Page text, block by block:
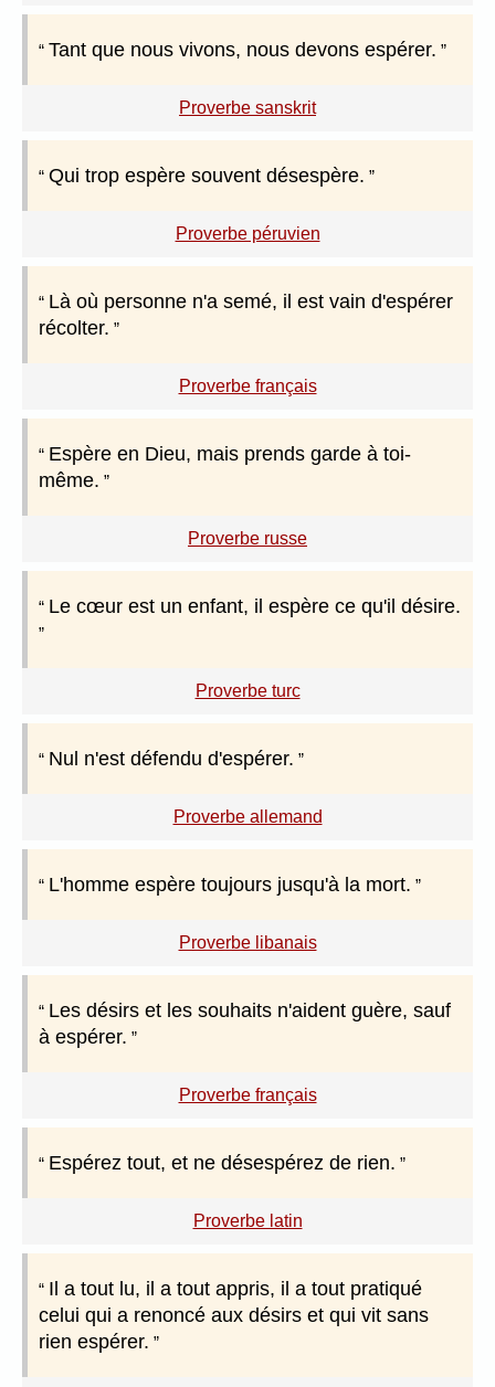
Tant que nous vivons, nous devons espérer.
Proverbe sanskrit
Qui trop espère souvent désespère.
Proverbe péruvien
Là où personne n'a semé, il est vain d'espérer
récolter.
Proverbe français
Espère en Dieu, mais prends garde à toi-
même.
Proverbe russe
Le cœur est un enfant, il espère ce qu'il désire.
Proverbe turc
Nul n'est défendu d'espérer.
Proverbe allemand
L'homme espère toujours jusqu'à la mort.
Proverbe libanais
Les désirs et les souhaits n'aident guère, sauf
à espérer.
Proverbe français
Espérez tout, et ne désespérez de rien.
Proverbe latin
Il a tout lu, il a tout appris, il a tout pratiqué
celui qui a renoncé aux désirs et qui vit sans
rien espérer.